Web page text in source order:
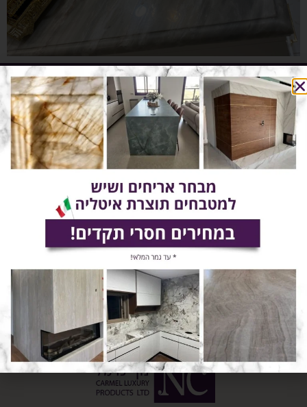
לקביעת פגישה
השאירו פרטים ונחזור אליכם בהקדם!
שלח